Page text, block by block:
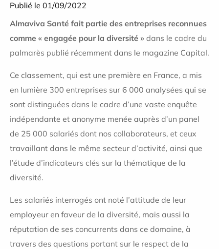
Publié le 01/09/2022
Almaviva Santé fait partie des entreprises reconnues
comme « engagée pour la diversité » dans le cadre du
palmarès publié récemment dans le magazine Capital.
Ce classement, qui est une première en France, a mis
en lumière 300 entreprises sur 6 000 analysées qui se
sont distinguées dans le cadre d’une vaste enquête
indépendante et anonyme menée auprès d’un panel
de 25 000 salariés dont nos collaborateurs, et ceux
travaillant dans le même secteur d’activité, ainsi que
l’étude d’indicateurs clés sur la thématique de la
diversité.
Les salariés interrogés ont noté l’attitude de leur
employeur en faveur de la diversité, mais aussi la
réputation de ses concurrents dans ce domaine, à
travers des questions portant sur le respect de la